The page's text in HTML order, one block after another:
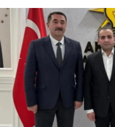
Bilim-Teknoloji
Köşe Yazıları
Röportaj
Video Galeri
Son Dakika Haberleri
Haber Arşivi